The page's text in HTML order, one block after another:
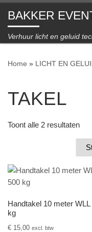
Ga naar inhoud
BAKKER
Verhuur licht en geluid
Home » LICHT EN
TAKEL
Toont alle 2 resultaten
Handtakel 10 meter WLL
kg
€ 15,00 excl. btw